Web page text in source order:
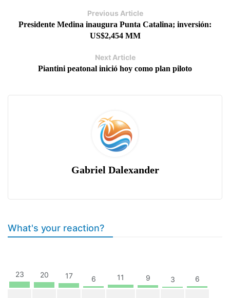
Previous Article
Presidente Medina inaugura Punta Catalina; inversión:
US$2,454 MM
Next Article
Piantini peatonal inició hoy como plan piloto
Gabriel Dalexander
What's your reaction?
23 20 17 6 11 9 3 6